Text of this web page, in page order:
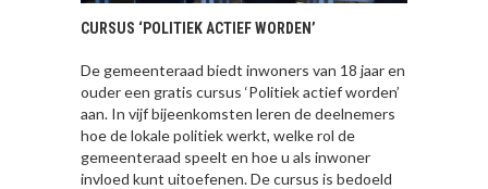
CURSUS ‘POLITIEK ACTIEF WORDEN’
De gemeenteraad biedt inwoners van 18 jaar en
ouder een gratis cursus ‘Politiek actief worden’
aan. In vijf bijeenkomsten leren de deelnemers
hoe de lokale politiek werkt, welke rol de
gemeenteraad speelt en hoe u als inwoner
invloed kunt uitoefenen. De cursus is bedoeld